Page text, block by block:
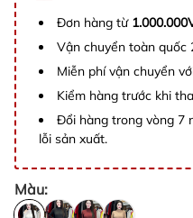
Đơn hàng từ
Vận chuyển toàn quốc
Miễn phí vận chuyển
Kiểm hàng trước khi
Đổi hàng trong vòng 7
lỗi sản xuất.
Màu: